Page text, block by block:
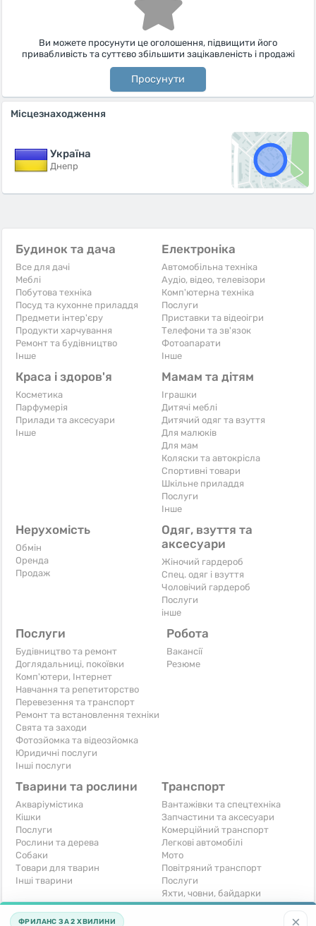
Ви можете просунути це оголошення, підвищити його
привабливість та суттєво збільшити зацікавленість і продажі
Просунути
Місцезнаходження
Україна
Днепр
Будинок та дача
Все для дачі
Меблі
Побутова техніка
Посуд та кухонне приладдя
Предмети інтер'єру
Продукти харчування
Ремонт та будівництво
Iнше
Електроніка
Автомобільна техніка
Аудіо, відео, телевізори
Комп'ютерна техніка
Послуги
Приставки та відеоігри
Телефони та зв'язок
Фотоапарати
Iнше
Краса і здоров'я
Косметика
Парфумерія
Прилади та аксесуари
Iнше
Мамам та дітям
Іграшки
Дитячі меблі
Дитячий одяг та взуття
Для малюків
Для мам
Коляски та автокрісла
Спортивні товари
Шкільне приладдя
Послуги
Iнше
Нерухомість
Обмін
Оренда
Продаж
Одяг, взуття та
аксесуари
Жіночий гардероб
Спец. одяг і взуття
Чоловічий гардероб
Послуги
інше
Послуги
Будівництво та ремонт
Доглядальниці, покоївки
Комп'ютери, Інтернет
Навчання та репетиторство
Перевезення та транспорт
Ремонт та встановлення техніки
Свята та заходи
Фотозйомка та відеозйомка
Юридичні послуги
Інші послуги
Робота
Вакансії
Резюме
Тварини та рослини
Акваріумістика
Кішки
Послуги
Рослини та дерева
Собаки
Товари для тварин
Інші тварини
Транспорт
Вантажівки та спецтехніка
Запчастини та аксесуари
Комерційний транспорт
Легкові автомобілі
Мото
Повітряний транспорт
Послуги
Яхти, човни, байдарки
Інші транспортні засоби
×
ФРИЛАНС ЗА 2 ХВИЛИНИ